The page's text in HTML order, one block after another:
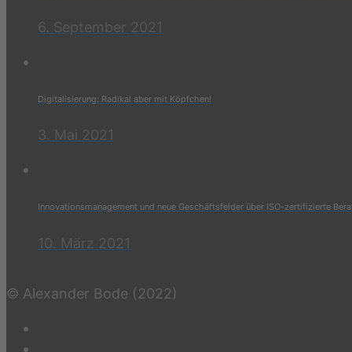
6. September 2021
Digitalisierung: Radikal aber mit Köpfchen!
3. Mai 2021
Innovationsmanagement und neue Geschäftsfelder über ISO-zertifizierte
10. März 2021
© Alexander Bode (2022)